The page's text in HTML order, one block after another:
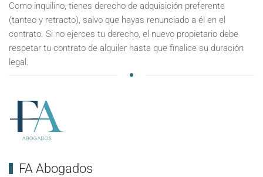
Como inquilino, tienes derecho de adquisición preferente
(tanteo y retracto), salvo que hayas renunciado a él en el
contrato. Si no ejerces tu derecho, el nuevo propietario debe
respetar tu contrato de alquiler hasta que finalice su duración
legal.
FA Abogados